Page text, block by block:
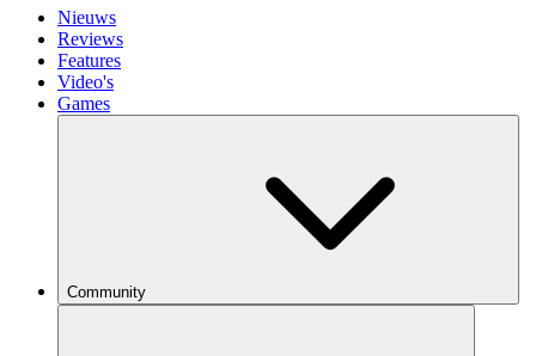
Nieuws
Reviews
Features
Video's
Games
Community